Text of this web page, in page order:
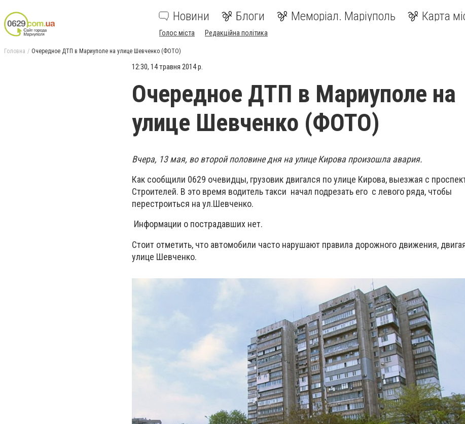
Новини Блоги Меморіал. Маріуполь Карта
Голос міста Редакційна політика
Головна Очередное ДТП в Мариуполе на улице Шевченко (ФОТО)
12:30, 14 травня 2014 р.
Очередное ДТП в Мариуполе на
улице Шевченко (ФОТО)
Вчера, 13 мая, во второй половине дня на улице Кирова произошла авария.
Как сообщили 0629 очевидцы, грузовик двигался по улице Кирова, выезжая с
Строителей. В это время водитель такси начал подрезать его с левого ряда, чтобы
перестроиться на ул.Шевченко.
Информации о пострадавших нет.
Стоит отметить, что автомобили часто нарушают правила дорожного движения,
улице Шевченко.